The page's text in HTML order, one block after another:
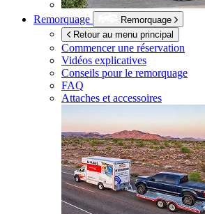
Remorquage
Remorquage
Retour au menu principal
Commencer une réservation
Vidéos explicatives
Conseils pour le remorquage
FAQ
Attaches et accessoires